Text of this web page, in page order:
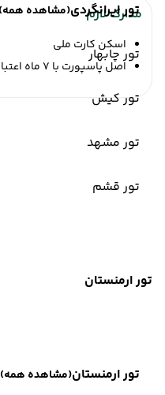
تور ایرانگردی(مشاهده همه)
تور چابهار
تور کیش
تور مشهد
تور قشم
تور ارمنستان
تور ارمنستان(مشاهده همه)
مدارک لازم
اسکن کارت ملی
اصل پاسپورت با 7 ماه اعتبار